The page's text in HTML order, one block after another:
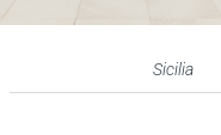
Sicilia